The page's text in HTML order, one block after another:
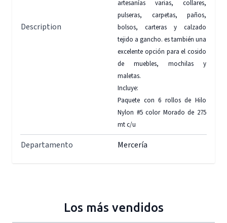
Description
artesanías varias, collares,
pulseras, carpetas, paños,
bolsos, carteras y calzado
tejido a gancho. es también una
excelente opción para el cosido
de muebles, mochilas y
maletas.
Incluye:
Paquete con 6 rollos de Hilo
Nylon #5 color Morado de 275
mt c/u
Departamento Mercería
Los más vendidos